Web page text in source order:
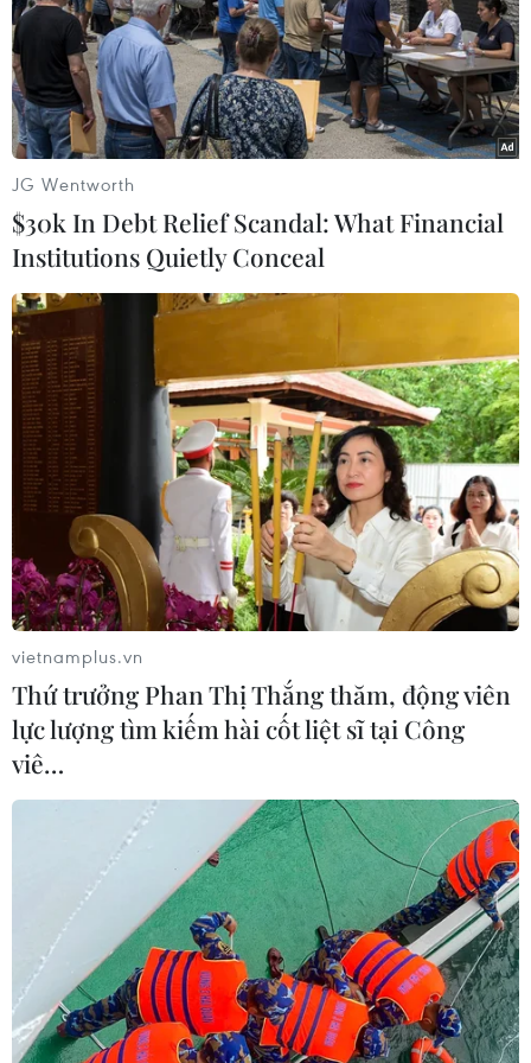
Thông tin chính thức về tình hình người
Việt sau vụ tấn công ở Bỉ
25/03/2016 13:19
Trung tâm khủng hoảng Bỉ đã thông báo chính thức đến
Đại sứ quán Việt Nam tại Bỉ, khẳng định không có
người Việt bị thương trong các vụ tấn công ở Brussels.
Cộng đồng người Việt tại Nhật Bản thắt
JG Wentworth
$30k In Debt Relief Scandal: What Financial
Institutions Quietly Conceal
vietnamplus.vn
Thứ trưởng Phan Thị Thắng thăm, động viên
lực lượng tìm kiếm hài cốt liệt sĩ tại Công
viê…